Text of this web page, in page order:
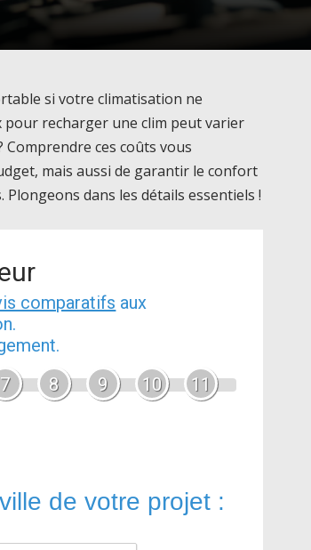
si votre climatisation ne
pour recharger une clim peut varier
ces coûts vous
mais aussi de garantir le confort
dans les détails essentiels !
comparatifs aux
7 8 9 10 11
de votre projet :